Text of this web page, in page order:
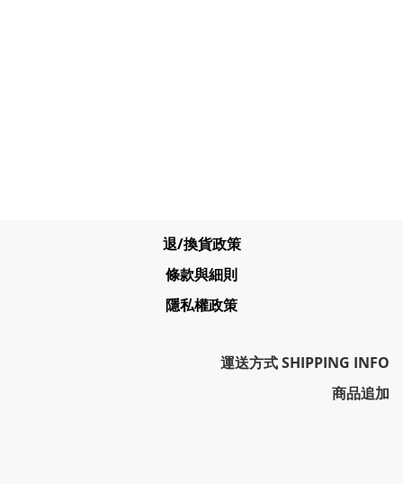
退/換貨政策
條款與細則
隱私權政策
運送方式 SHIPPING INFO
商品追加